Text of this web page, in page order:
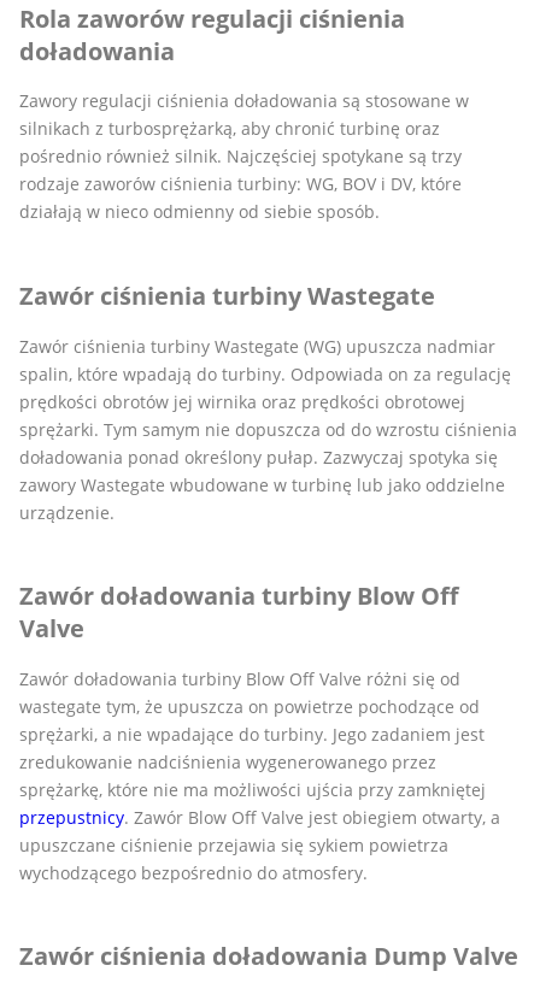
Rola zaworów regulacji ciśnienia
doładowania
Zawory regulacji ciśnienia doładowania są stosowane w
silnikach z turbosprężarką, aby chronić turbinę oraz
pośrednio również silnik. Najczęściej spotykane są trzy
rodzaje zaworów ciśnienia turbiny: WG, BOV i DV, które
działają w nieco odmienny od siebie sposób.
Zawór ciśnienia turbiny Wastegate
Zawór ciśnienia turbiny Wastegate (WG) upuszcza nadmiar
spalin, które wpadają do turbiny. Odpowiada on za regulację
prędkości obrotów jej wirnika oraz prędkości obrotowej
sprężarki. Tym samym nie dopuszcza od do wzrostu ciśnienia
doładowania ponad określony pułap. Zazwyczaj spotyka się
zawory Wastegate wbudowane w turbinę lub jako oddzielne
urządzenie.
Zawór doładowania turbiny Blow Off
Valve
Zawór doładowania turbiny Blow Off Valve różni się od
wastegate tym, że upuszcza on powietrze pochodzące od
sprężarki, a nie wpadające do turbiny. Jego zadaniem jest
zredukowanie nadciśnienia wygenerowanego przez
sprężarkę, które nie ma możliwości ujścia przy zamkniętej
przepustnicy. Zawór Blow Off Valve jest obiegiem otwarty, a
upuszczane ciśnienie przejawia się sykiem powietrza
wychodzącego bezpośrednio do atmosfery.
Zawór ciśnienia doładowania Dump Valve